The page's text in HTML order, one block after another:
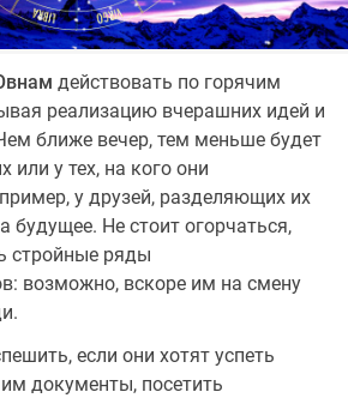
действовать по горячим
реализацию вчерашних идей и
ближе вечер, тем меньше будет
или у тех, на кого они
у друзей, разделяющих их
будущее. Не стоит огорчаться,
стройные ряды
возможно, вскоре им на смену
если они хотят успеть
документы, посетить